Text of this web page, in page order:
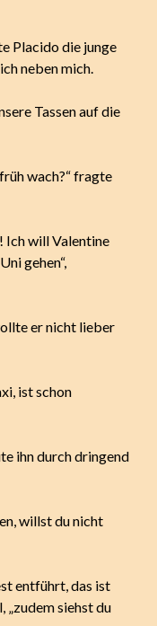
Placido die junge
neben mich.
Tassen auf die
wach?“ fragte
Ich will Valentine
gehen“,
er nicht lieber
ist schon
ihn durch dringend
willst du nicht
entführt, das ist
„zudem siehst du